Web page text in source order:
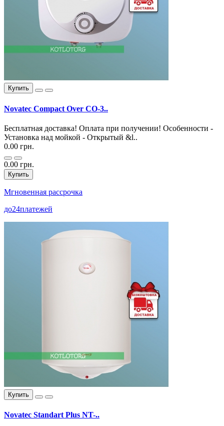
Купить
Novatec Compact Over CO-3..
Бесплатная доставка! Оплата при получении! Особенности -
Установка над мойкой - Открытый &l..
0.00 грн.
0.00 грн.
Купить
Мгновенная рассрочка
до24платежей
Купить
Novatec Standart Plus NT-..